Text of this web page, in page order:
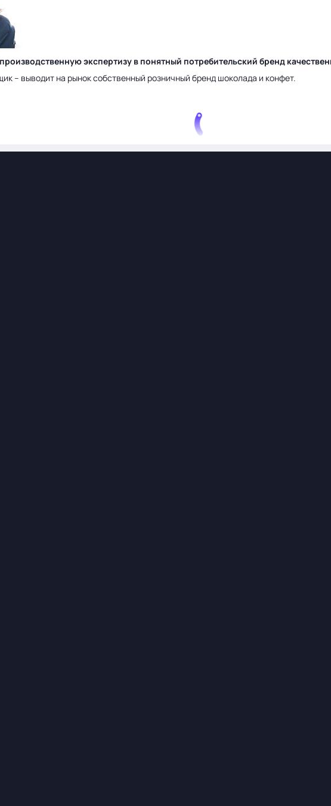
экспертизу в понятный потребительский бренд
– выводит на рынок собственный розничный бренд шоколада и конфет.